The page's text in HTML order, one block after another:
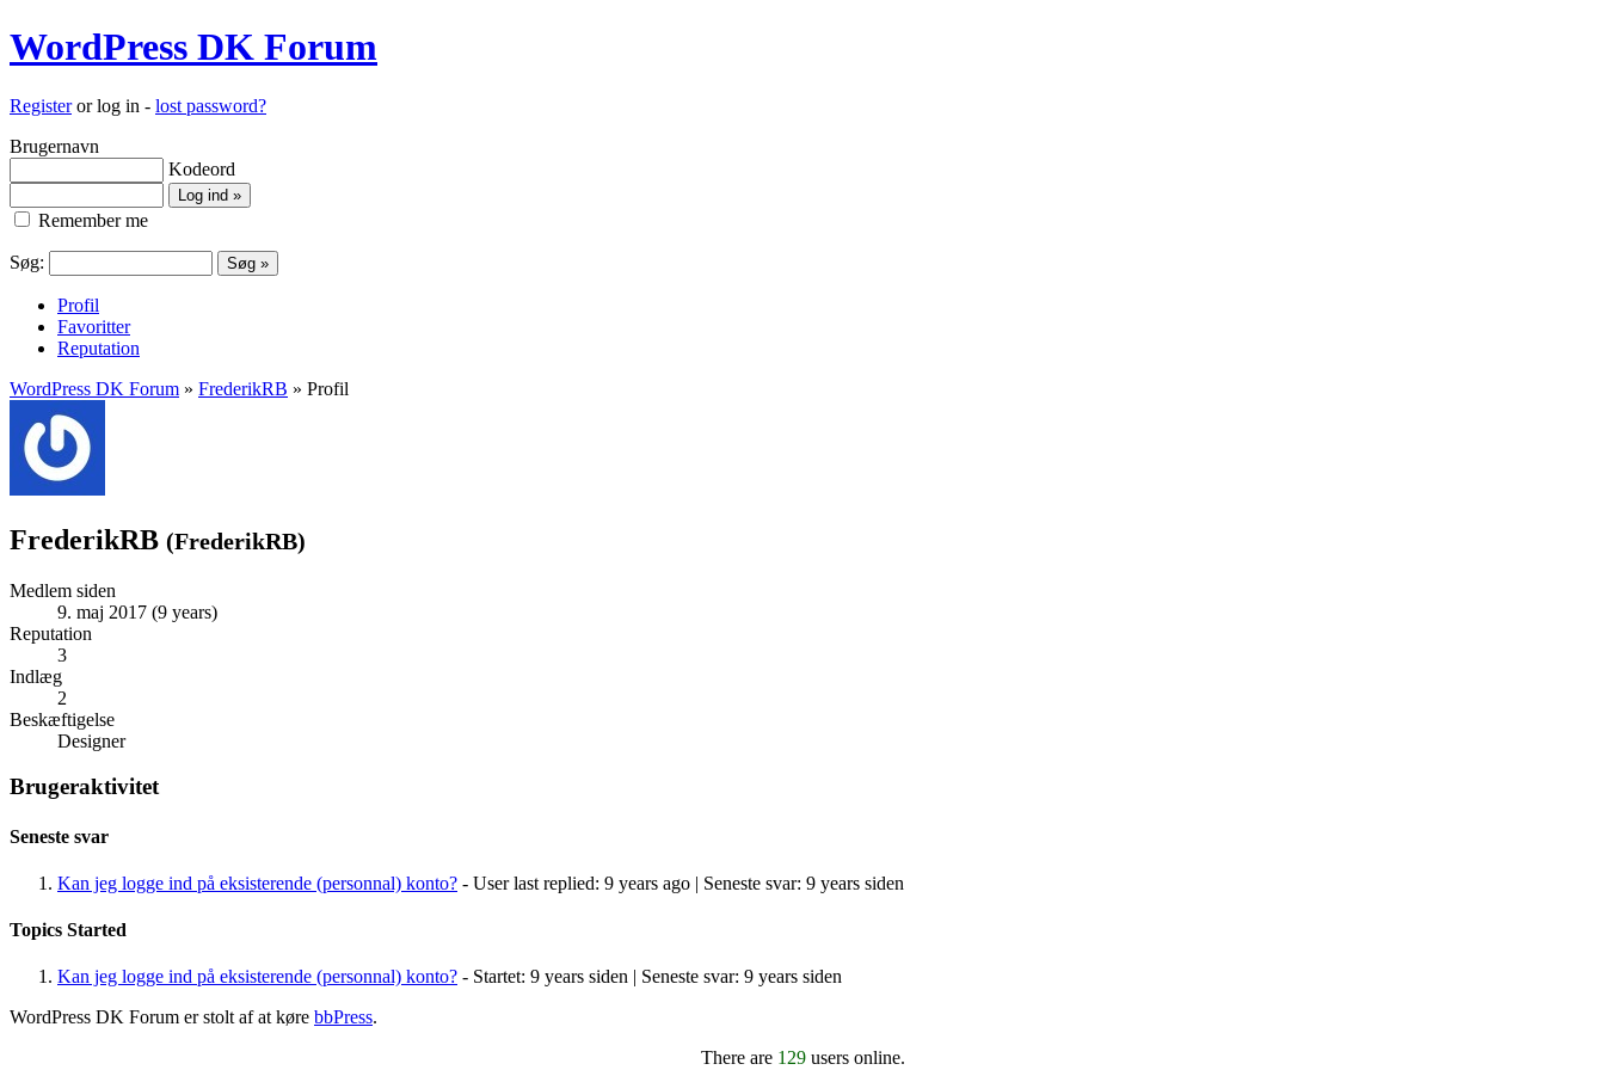
WordPress DK Forum
Registeror log in - lost password?
Brugernavn
Kodeord
Remember me
Søg:
Profil
Favoritter
Reputation
WordPress DK Forum » FrederikRB » Profil
FrederikRB (FrederikRB)
Medlem siden
9. maj 2017 (9 years)
Reputation
3
Indlæg
2
Beskæftigelse
Designer
Brugeraktivitet
Seneste svar
Kan jeg logge ind på eksisterende (personnal) konto? - User last replied: 9 years ago | Seneste svar: 9 years siden
Topics Started
Kan jeg logge ind på eksisterende (personnal) konto? - Startet: 9 years siden | Seneste svar: 9 years siden
WordPress DK Forum er stolt af at køre bbPress.
There are 129users online.